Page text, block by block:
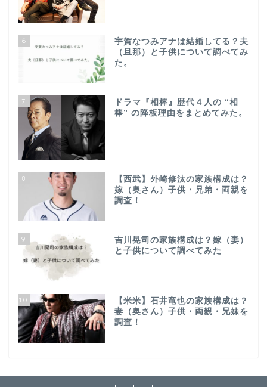
6
宇賀なつみアナは結婚してる？夫
（旦那）と子供について調べてみ
た。
7
ドラマ『相棒』歴代４人の “相
棒” の降板理由をまとめてみた。
8
【西武】外崎修汰の家族構成は？
嫁（奥さん）子供・兄弟・両親を
調査！
9
吉川晃司の家族構成は？嫁（妻）
と子供について調べてみた
10
【米米】石井竜也の家族構成は？
妻（奥さん）子供・両親・兄妹を
調査！